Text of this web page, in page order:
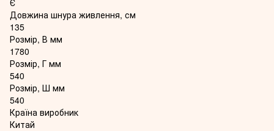
Довжина шнура живлення, см
135
Розмір, В мм
1780
Розмір, Г мм
540
Розмір, Ш мм
540
Країна виробник
Китай